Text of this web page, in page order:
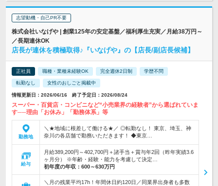
志望動機・自己PR不要
株式会社いなげや | 創業125年の安定基盤／福利厚生充実／月給38万円～
／長期連休OK
店長が連休を積極取得♪『いなげや』の【店長/副店長候補】
正社員 職種・業種未経験OK 完全週休2日制 学歴不問
転勤なし 女性のおしごと掲載中
情報更新日：2026/06/16 終了予定日：2026/08/24
スーパー・百貨店・コンビニなど“小売業界の経験者”から選ばれていま
す──理由「お休み」「勤務体系」等
勤務地
＼★地域に根差して働ける★／ ◎転勤なし！ 東京、埼玉、神
奈川の各店舗で勤務いただきます！ ◆東京…
給与
月給389,200円～402,700円＋諸手当＋賞与年2回（昨年実績3.6
ヶ月分） ※年齢・経験・能力を考慮して決定…
初年度の年収： 600～630万円
＼月の残業平均17h！年間休日約120日／同業界出身者も多数